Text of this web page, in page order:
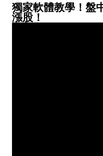
獨家軟體教學！盤
漲股！